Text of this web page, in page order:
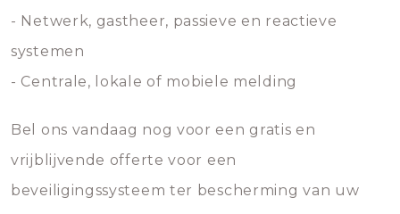
- Netwerk, gastheer, passieve en reactieve
systemen
- Centrale, lokale of mobiele melding
Bel ons vandaag nog voor een gratis en
vrijblijvende offerte voor een
beveiligingssysteem ter bescherming van uw